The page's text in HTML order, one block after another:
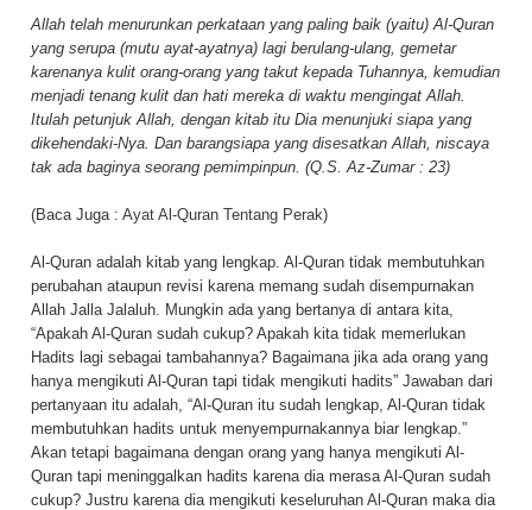
Allah telah menurunkan perkataan yang paling baik (yaitu) Al-Quran
yang serupa (mutu ayat-ayatnya) lagi berulang-ulang, gemetar
karenanya kulit orang-orang yang takut kepada Tuhannya, kemudian
menjadi tenang kulit dan hati mereka di waktu mengingat Allah.
Itulah petunjuk Allah, dengan kitab itu Dia menunjuki siapa yang
dikehendaki-Nya. Dan barangsiapa yang disesatkan Allah, niscaya
tak ada baginya seorang pemimpinpun. (Q.S. Az-Zumar : 23)
(Baca Juga : Ayat Al-Quran Tentang Perak)
Al-Quran adalah kitab yang lengkap. Al-Quran tidak membutuhkan
perubahan ataupun revisi karena memang sudah disempurnakan
Allah Jalla Jalaluh. Mungkin ada yang bertanya di antara kita,
“Apakah Al-Quran sudah cukup? Apakah kita tidak memerlukan
Hadits lagi sebagai tambahannya? Bagaimana jika ada orang yang
hanya mengikuti Al-Quran tapi tidak mengikuti hadits” Jawaban dari
pertanyaan itu adalah, “Al-Quran itu sudah lengkap, Al-Quran tidak
membutuhkan hadits untuk menyempurnakannya biar lengkap.”
Akan tetapi bagaimana dengan orang yang hanya mengikuti Al-
Quran tapi meninggalkan hadits karena dia merasa Al-Quran sudah
cukup? Justru karena dia mengikuti keseluruhan Al-Quran maka dia